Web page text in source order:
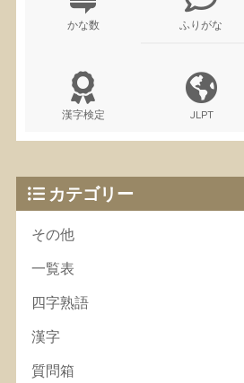
かな数 ふりがな
漢字検定 JLPT
カテゴリー
その他
一覧表
四字熟語
漢字
質問箱